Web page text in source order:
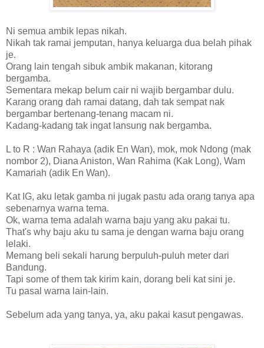
Ni semua ambik lepas nikah.
Nikah tak ramai jemputan, hanya keluarga dua belah pihak
je.
Orang lain tengah sibuk ambik makanan, kitorang
bergamba.
Sementara mekap belum cair ni wajib bergambar dulu.
Karang orang dah ramai datang, dah tak sempat nak
bergambar bertenang-tenang macam ni.
Kadang-kadang tak ingat lansung nak bergamba.
L to R : Wan Rahaya (adik En Wan), mok, mok Ndong (mak
nombor 2), Diana Aniston, Wan Rahima (Kak Long), Wam
Kamariah (adik En Wan).
Kat IG, aku letak gamba ni jugak pastu ada orang tanya apa
sebenarnya warna tema.
Ok, warna tema adalah warna baju yang aku pakai tu.
That's why baju aku tu sama je dengan warna baju orang
lelaki.
Memang beli sekali harung berpuluh-puluh meter dari
Bandung.
Tapi some of them tak kirim kain, dorang beli kat sini je.
Tu pasal warna lain-lain.
Sebelum ada yang tanya, ya, aku pakai kasut pengawas.